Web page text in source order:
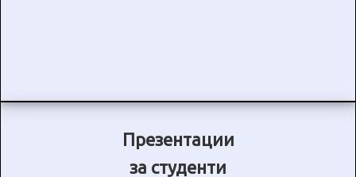
Презентации
за студенти